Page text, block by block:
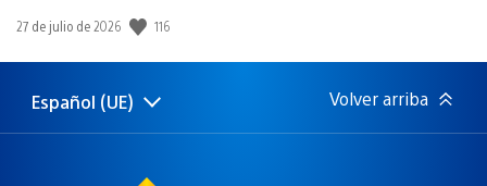
Fecha
publicación:
27 de julio de 2026 116
Selecciona
una
Región
actual:
Español (UE) Volver arriba